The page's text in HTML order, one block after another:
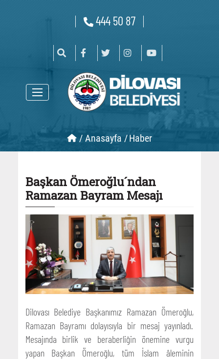
444 50 87
/Anasayfa /Haber
Başkan Ömeroğlu´ndan
Ramazan Bayram Mesajı
Dilovası Belediye Başkanımız Ramazan Ömeroğlu,
Ramazan Bayramı dolayısıyla bir mesaj yayınladı.
Mesajında birlik ve beraberliğin önemine vurgu
yapan Başkan Ömeroğlu, tüm İslam âleminin